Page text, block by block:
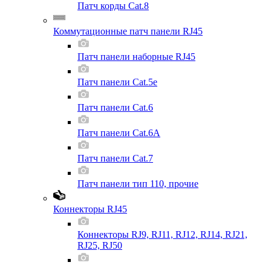
Патч корды Cat.8
Коммутационные патч панели RJ45
Патч панели наборные RJ45
Патч панели Cat.5e
Патч панели Cat.6
Патч панели Cat.6A
Патч панели Cat.7
Патч панели тип 110, прочие
Коннекторы RJ45
Коннекторы RJ9, RJ11, RJ12, RJ14, RJ21,
RJ25, RJ50